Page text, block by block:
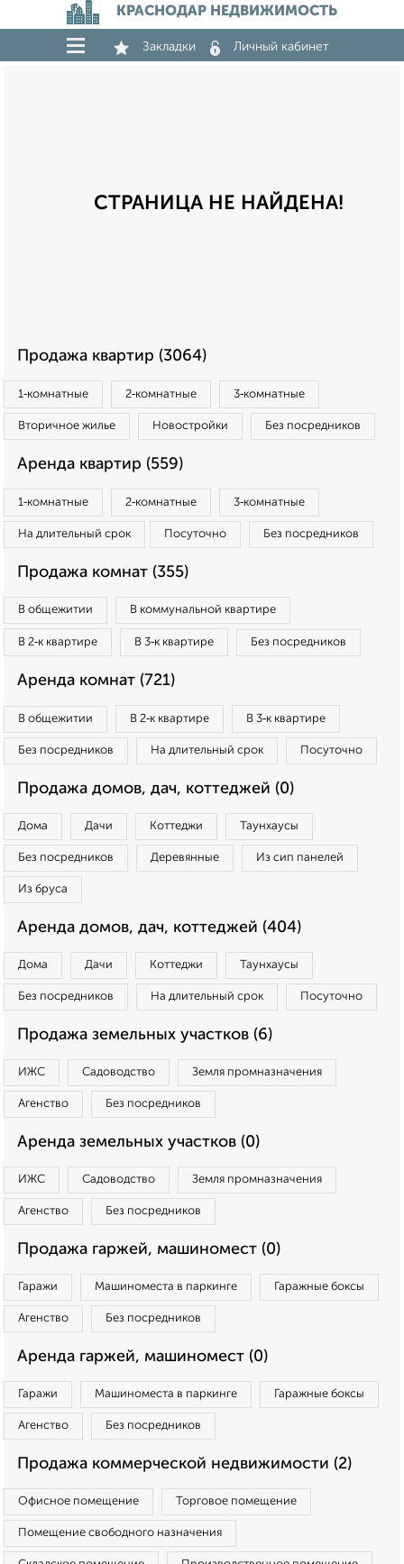
КРАСНОДАР НЕДВИЖИМОСТЬ
Закладки Личный кабинет
СТРАНИЦА НЕ НАЙДЕНА!
Продажа квартир (3064)
1‑комнатные 2‑комнатные 3‑комнатные
Вторичное жилье Новостройки Без посредников
Аренда квартир (559)
1‑комнатные 2‑комнатные 3‑комнатные
На длительный срок Посуточно Без посредников
Продажа комнат (355)
В общежитии В коммунальной квартире
В 2‑к квартире В 3‑к квартире Без посредников
Аренда комнат (721)
В общежитии В 2‑к квартире В 3‑к квартире
Без посредников На длительный срок Посуточно
Продажа домов, дач, коттеджей (0)
Дома Дачи Коттеджи Таунхаусы
Без посредников Деревянные Из сип панелей
Из бруса
Аренда домов, дач, коттеджей (404)
Дома Дачи Коттеджи Таунхаусы
Без посредников На длительный срок Посуточно
Продажа земельных участков (6)
ИЖС Садоводство Земля промназначения
Агенство Без посредников
Аренда земельных участков (0)
ИЖС Садоводство Земля промназначения
Агенство Без посредников
Продажа гаржей, машиномест (0)
Гаражи Машиноместа в паркинге Гаражные боксы
Агенство Без посредников
Аренда гаржей, машиномест (0)
Гаражи Машиноместа в паркинге Гаражные боксы
Агенство Без посредников
Продажа коммерческой недвижимости (2)
Офисное помещение Торговое помещение
Помещение свободного назначения